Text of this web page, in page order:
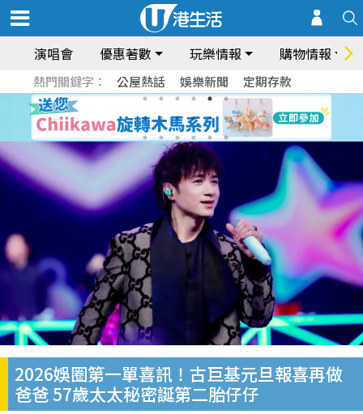
演唱會 優惠著數 玩樂情報 購物情報
熱門關鍵字： 公屋熱話 娛樂新聞 定期存款
2026娛圈第一單喜訊！古巨基元旦報喜再做
爸爸 57歲太太秘密誕第二胎仔仔